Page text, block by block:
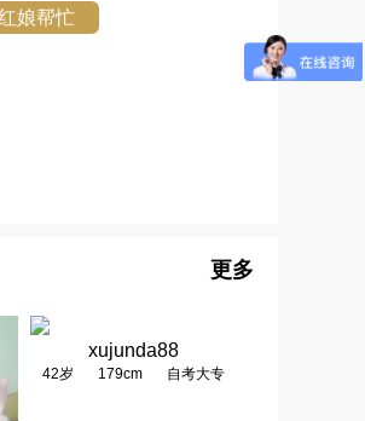
娘帮忙
更多
xujunda88
42岁 179cm 自考大专